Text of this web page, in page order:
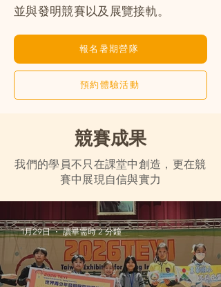
並與發明競賽以及展覽接軌。
報名暑期營隊
預約體驗活動
​競賽成果
我們的學員不只在課堂中創造，更在競
賽中展現自信與實力
1月29日 讀畢需時 2 分鐘